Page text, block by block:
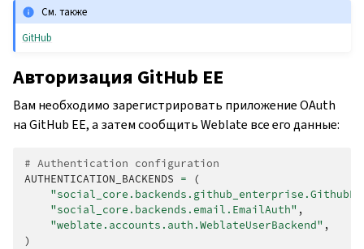
См. также
GitHub
Авторизация GitHub EE
Вам необходимо зарегистрировать приложение OAuth
на GitHub EE, а затем сообщить Weblate все его данные:
# Authentication configuration
AUTHENTICATION_BACKENDS =
(
"social_core.backends.email.EmailAuth" ,
"weblate.accounts.auth.WeblateUserBackend" ,
)